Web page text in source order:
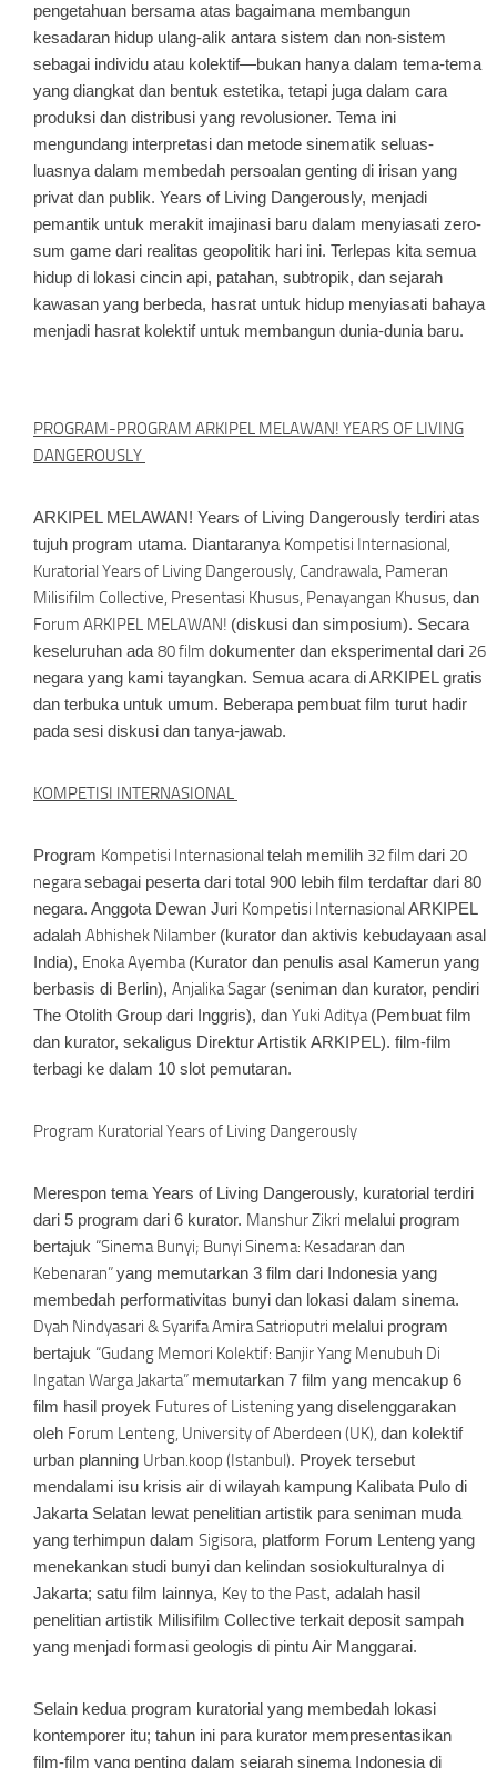
pengetahuan bersama atas bagaimana membangun
kesadaran hidup ulang-alik antara sistem dan non-sistem
sebagai individu atau kolektif—bukan hanya dalam tema-tema
yang diangkat dan bentuk estetika, tetapi juga dalam cara
produksi dan distribusi yang revolusioner. Tema ini
mengundang interpretasi dan metode sinematik seluas-
luasnya dalam membedah persoalan genting di irisan yang
privat dan publik. Years of Living Dangerously, menjadi
pemantik untuk merakit imajinasi baru dalam menyiasati zero-
sum game dari realitas geopolitik hari ini. Terlepas kita semua
hidup di lokasi cincin api, patahan, subtropik, dan sejarah
kawasan yang berbeda, hasrat untuk hidup menyiasati bahaya
menjadi hasrat kolektif untuk membangun dunia-dunia baru.
PROGRAM-PROGRAM ARKIPEL MELAWAN! YEARS OF LIVING
DANGEROUSLY
ARKIPEL MELAWAN! Years of Living Dangerously terdiri atas
tujuh program utama. Diantaranya Kompetisi Internasional,
Kuratorial Years of Living Dangerously, Candrawala, Pameran
Milisifilm Collective, Presentasi Khusus, Penayangan Khusus, dan
Forum ARKIPEL MELAWAN! (diskusi dan simposium). Secara
keseluruhan ada 80 film dokumenter dan eksperimental dari 26
negara yang kami tayangkan. Semua acara di ARKIPEL gratis
dan terbuka untuk umum. Beberapa pembuat film turut hadir
pada sesi diskusi dan tanya-jawab.
KOMPETISI INTERNASIONAL
Program Kompetisi Internasional telah memilih 32 film dari 20
negarasebagai peserta dari total 900 lebih film terdaftar dari 80
negara. Anggota Dewan Juri Kompetisi Internasional ARKIPEL
adalah Abhishek Nilamber (kurator dan aktivis kebudayaan asal
India), Enoka Ayemba(Kurator dan penulis asal Kamerun yang
berbasis di Berlin), Anjalika Sagar (seniman dan kurator, pendiri
The Otolith Group dari Inggris), dan Yuki Aditya(Pembuat film
dan kurator, sekaligus Direktur Artistik ARKIPEL). film-film
terbagi ke dalam 10 slot pemutaran.
Program Kuratorial Years of Living Dangerously
Merespon tema Years of Living Dangerously, kuratorial terdiri
dari 5 program dari 6 kurator. Manshur Zikri melalui program
bertajuk “Sinema Bunyi; Bunyi Sinema: Kesadaran dan
Kebenaran”yang memutarkan 3 film dari Indonesia yang
membedah performativitas bunyi dan lokasi dalam sinema.
Dyah Nindyasari & Syarifa Amira Satrioputri melalui program
bertajuk “Gudang Memori Kolektif: Banjir Yang Menubuh Di
Ingatan Warga Jakarta” memutarkan 7 film yang mencakup 6
film hasil proyek Futures of Listeningyang diselenggarakan
oleh Forum Lenteng, University of Aberdeen (UK), dan kolektif
urban planning Urban.koop (Istanbul). Proyek tersebut
mendalami isu krisis air di wilayah kampung Kalibata Pulo di
Jakarta Selatan lewat penelitian artistik para seniman muda
yang terhimpun dalam Sigisora, platform Forum Lenteng yang
menekankan studi bunyi dan kelindan sosiokulturalnya di
Jakarta; satu film lainnya, Key to the Past, adalah hasil
penelitian artistik Milisifilm Collective terkait deposit sampah
yang menjadi formasi geologis di pintu Air Manggarai.
Selain kedua program kuratorial yang membedah lokasi
kontemporer itu; tahun ini para kurator mempresentasikan
film-film yang penting dalam sejarah sinema Indonesia di